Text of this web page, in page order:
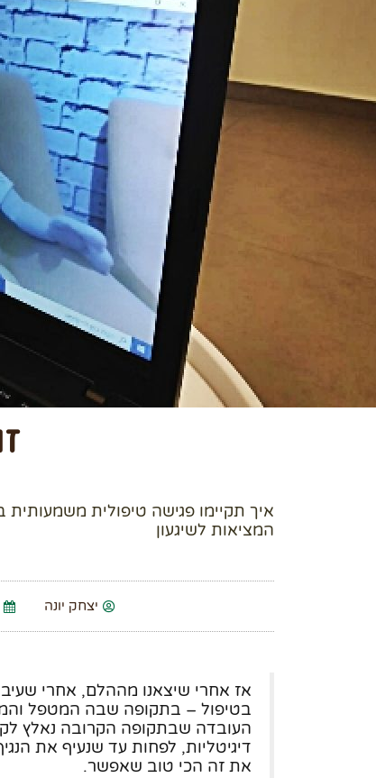
המציאות לשיגעון
יצחק יונה
אז אחרי שיצאנו מההלם, אחרי
בטיפול – בתקופה שבה המטפל
העובדה שבתקופה הקרובה נאלץ
דיגיטליות, לפחות עד שנעיף את
את זה הכי טוב שאפשר.